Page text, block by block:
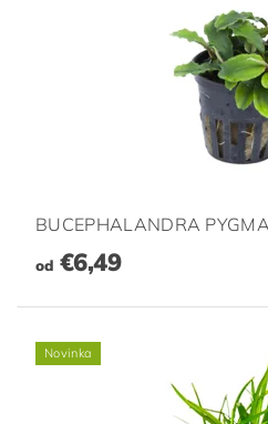
BUCEPHALANDRA
od €6,49
Novinka